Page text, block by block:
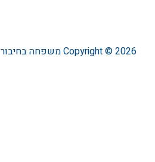
Copyright © 2026משפחה בחיבור